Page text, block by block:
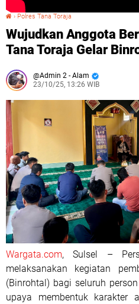
› Polres Tana Toraja
Wujudkan Anggota
Tana Toraja Gelar
Admin 2 - Alam
23/10/25, 13:26 WIB
Wargata.com, Sulsel –
melaksanakan kegiatan
(Binrohtal) bagi seluruh
upaya membentuk karakter